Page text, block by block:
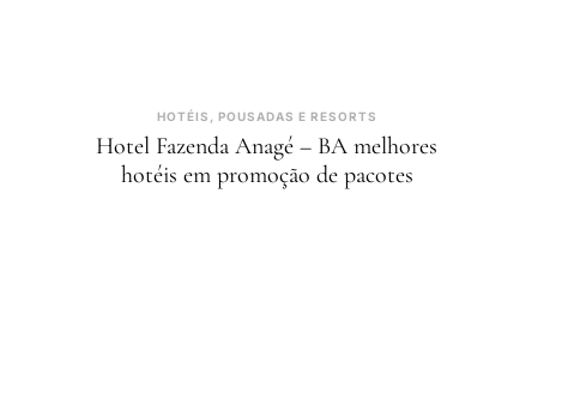
HOTÉIS, POUSADAS E RESORTS
Hotel Fazenda Anagé – BA melhores
hotéis em promoção de pacotes